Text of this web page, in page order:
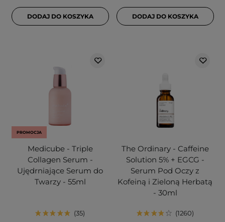
DODAJ DO KOSZYKA DODAJ DO KOSZYKA
PROMOCJA
Medicube - Triple
Collagen Serum -
Ujędrniające Serum do
Twarzy - 55ml
35
The Ordinary - Caffeine
Solution 5% + EGCG -
Serum Pod Oczy z
Kofeiną i Zieloną Herbatą
- 30ml
1260